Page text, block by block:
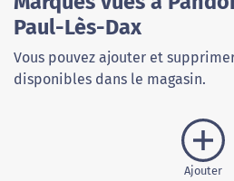
Paul-Lès-Dax
Vous pouvez ajouter et
disponibles dans le magasin.
Ajouter